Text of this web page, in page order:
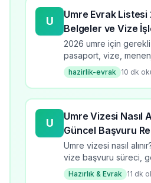
U
Umre Evrak
Belgeler ve Vize
2026 umre için
pasaport, vize,
evrak listesi, başvuru
listesi ve dikkat
hazirlik-evrak 10 dk
U
Umre Vizesi Nasıl
Güncel Başvuru
Umre vizesi nasıl
vize başvuru süreci,
süre ve ücretler. Adım
Hazırlık & Evrak 11 dk